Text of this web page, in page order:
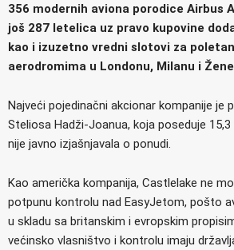
356 modernih aviona porodice Airbus
još 287 letelica uz pravo kupovine
kao i izuzetno vredni slotovi za
aerodromima u Londonu, Milanu i
Najveći pojedinačni akcionar kompanije je
Steliosa Hadži-Joanua, koja poseduje
nije javno izjašnjavala o ponudi.
Kao američka kompanija, Castlelake ne
potpunu kontrolu nad EasyJetom, pošto
u skladu sa britanskim i evropskim
većinsko vlasništvo i kontrolu imaju